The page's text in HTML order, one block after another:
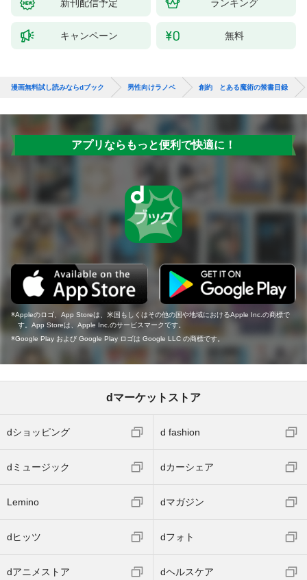
新刊配信予定 ランキング
キャンペーン 無料
漫画無料試し読みならdブック 男性向けラノベ 創約 とある魔術の禁書目録
アプリならもっと便利で快適に！
Appleのロゴ、App Storeは、米国もしくはその他の国や地域におけるApple Inc.の商標で
す。App Storeは、Apple Inc.のサービスマークです。
Google Play および Google Play ロゴは Google LLC の商標です。
dマーケットストア
dショッピング d fashion
dミュージック dカーシェア
Lemino dマガジン
dヒッツ dフォト
dアニメストア dヘルスケア